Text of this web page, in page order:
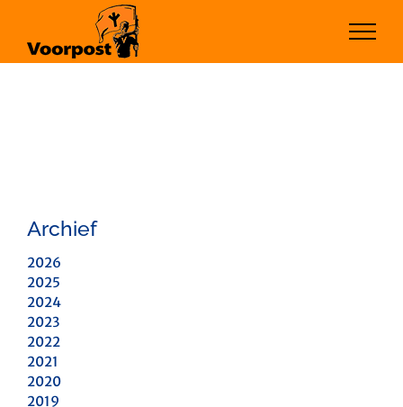
inhoud
Archief
2026
2025
2024
2023
2022
2021
2020
2019